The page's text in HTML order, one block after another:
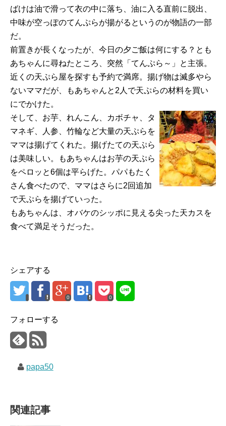
ばけは油で滑って衣の中に落ち、油に入る直前に脱出、
中味が空っぽのてんぷらが揚がるというのが物語の一部
だ。
前置きが長くなったが、今日の夕ご飯は何にする？とも
あちゃんに尋ねたところ、突然「てんぷら～」と主張。
近くの天ぷら屋を探すも予約で満席。揚げ物は滅多やら
ないママだが、もあちゃんと2人で天ぷらの材料を買い
にでかけた。
そして、お芋、れんこん、カボチャ、タ
マネギ、人参、竹輪など大量の天ぷらを
ママは揚げてくれた。揚げたての天ぷら
は美味しい。もあちゃんはお芋の天ぷら
をペロッと6個は平らげた。パパもたく
さん食べたので、ママはさらに2回追加
で天ぷらを揚げていった。
もあちゃんは、オバケのシッポに見える尖った天カスを
食べて満足そうだった。
シェアする
0 0
フォローする
papa50
関連記事